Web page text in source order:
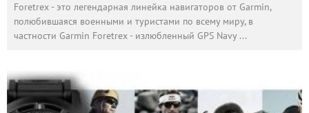
Foretrex - это легендарная линейка навигаторов от Garmin,
полюбившаяся военными и туристами по всему миру, в
частности Garmin Foretrex - излюбленный GPS Navy ...